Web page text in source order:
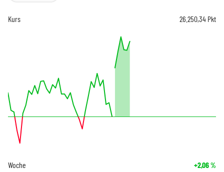
Kurs 26.250,34 Pkt
Woche +2,06%